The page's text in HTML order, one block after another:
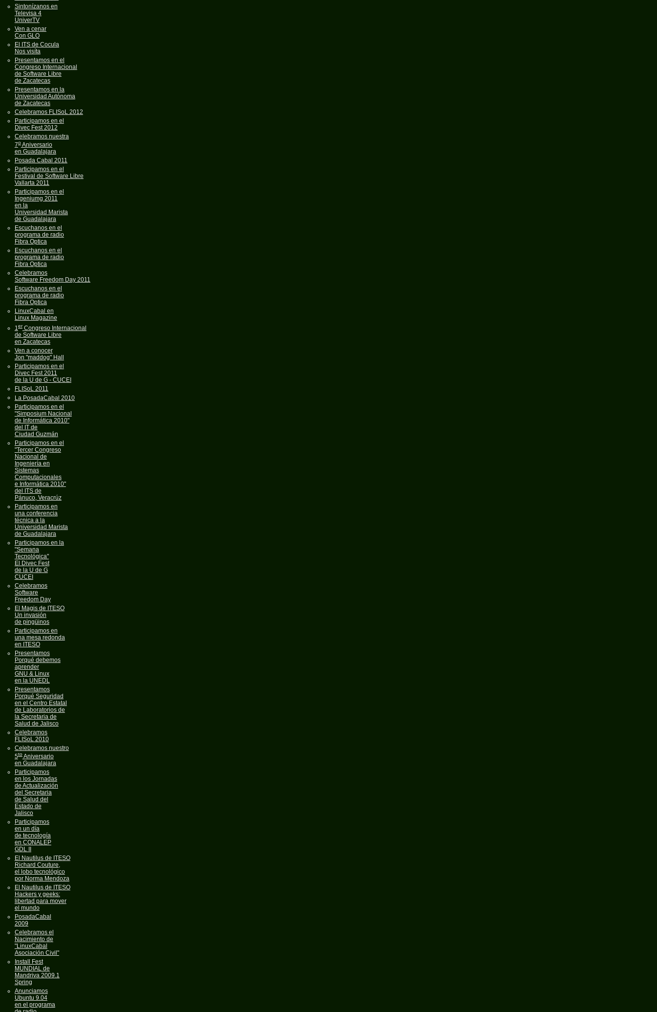
Sintonízanos en
Televisa 4
UniverTV
Ven a cenar
Con GLO
El ITS de Cocula
Nos visíta
Presentamos en el
Congreso Internacional
de Software Libre
de Zacatecas
Presentamos en la
Universidad Autónoma
de Zacatecas
Celebramos FLISoL 2012
Participamos en el
Divec Fest 2012
Celebramos nuestra
7oAniversario
en Guadalajara
Posada Cabal 2011
Participamos en el
Festival de Software Libre
Vallarta 2011
Participamos en el
Ingeniumg 2011
en la
Universidad Marista
de Guadalajara
Escuchanos en el
programa de radio
Fibra Optica
Escuchanos en el
programa de radio
Fibra Optica
Celebramos
Software Freedom Day 2011
Escuchanos en el
programa de radio
Fibra Optica
LinuxCabal en
Linux Magazine
1erCongreso Internacional
de Software Libre
en Zacatecas
Ven a conocer
Jon "maddog" Hall
Participamos en el
Divec Fest 2011
de la U de G - CUCEI
FLISoL 2011
La PosadaCabal 2010
Participamos en el
"Simposium Nacional
de Informática 2010"
del IT de
Ciudad Guzmán
Participamos en el
"Tercer Congreso
Nacional de
Ingeniería en
Sistemas
Computacionales
e Informática 2010"
del ITS de
Pánuco, Veracrúz
Participamos en
una conferencia
técnica a la
Universidad Marista
de Guadalajara
Participamos en la
"Semana
Tecnológica"
El Divec Fest
de la U de G
CUCEI
Celebramos
Software
Freedom Day
El Magis de ITESO
Un invasión
de pingüinos
Participamos en
una mesa redonda
en ITESO
Presentamos
Porqué debemos
aprender
GNU & Linux
en la UNEDL
Presentamos
Porqué Seguridad
en el Centro Estatal
de Laboratorios de
la Secretaria de
Salud de Jalisco
Celebramos
FLISoL 2010
Celebramos nuestro
5toAniversario
en Guadalajara
Participamos
en los Jornadas
de Actualización
del Secretaria
de Salud del
Estado de
Jalisco
Participamos
en un día
de tecnología
en CONALEP
GDL II
El Nautilus de ITESO
Richard Couture,
el lobo tecnológico
por Norma Mendoza
El Nautilus de ITESO
Hackers y geeks:
libertad para mover
el mundo
PosadaCabal
2009
Celebramos el
Nacimiento de
"LinuxCabal
Asociación Civil"
Install Fest
MUNDIAL de
Mandriva 2009.1
Spring
Anunciamos
Ubuntu 9.04
en el programa